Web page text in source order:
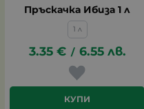
Пръскачка Ибиза 1 л
1 л
3.35 € / 6.55 лв.
КУПИ